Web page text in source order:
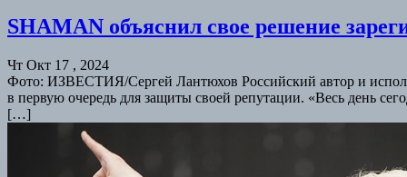
SHAMAN объяснил свое решение
Чт Окт 17 , 2024
Фото: ИЗВЕСТИЯ/Сергей Лантюхов Российский автор и
в первую очередь для защиты своей репутации. «Весь день
[…]